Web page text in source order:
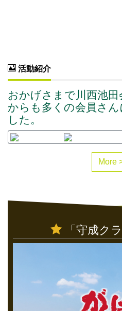
活動紹介
おかげさまで川西池田
からも多くの会員さ
した。
More
「守成ク